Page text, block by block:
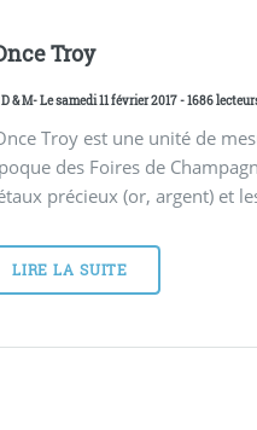
Troy
D & M- Le samedi 11 février 2017 - 1686
Troy est une unité de
des Foires de
précieux (or, argent) et
LIRE LA SUITE